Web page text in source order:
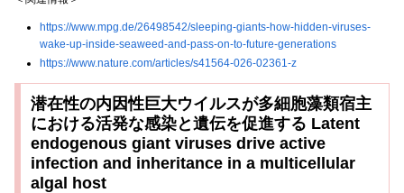
https://www.mpg.de/26498542/sleeping-giants-how-hidden-viruses-
wake-up-inside-seaweed-and-pass-on-to-future-generations
https://www.nature.com/articles/s41564-026-02361-z
潜在性の内因性巨大ウイルスが多細胞藻類宿主
における活発な感染と遺伝を促進する Latent
endogenous giant viruses drive active
infection and inheritance in a multicellular
algal host